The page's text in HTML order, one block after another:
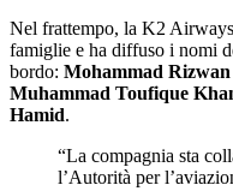
Nel frattempo, la K2
famiglie e ha diffuso i nomi
bordo: Mohammad
Muhammad Toufique
Hamid.
“La compagnia sta
l’Autorità per